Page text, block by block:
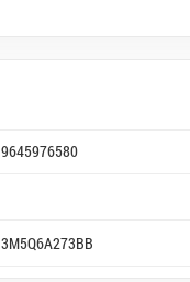
9645976580
3M5Q6A273BB